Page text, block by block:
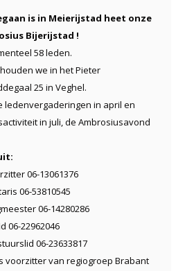
is in Meierijstad heet onze
Bijerijstad !
58 leden.
we in het Pieter
25 in Veghel.
ledenvergaderingen in april en
in juli, de Ambrosiusavond
06-13061376
06-53810545
06-14280286
06-22962046
06-23633817
voorzitter van regiogroep Brabant